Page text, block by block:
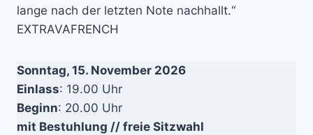
lange nach der letzten Note nachhallt.“
EXTRAVAFRENCH
Sonntag, 15. November 2026
Einlass: 19.00 Uhr
Beginn: 20.00 Uhr
mit Bestuhlung // freie Sitzwahl